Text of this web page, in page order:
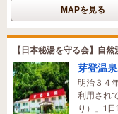
MAPを見る
【日本秘湯を守る会】自
芽登温
明治３４
利用され
り）」1